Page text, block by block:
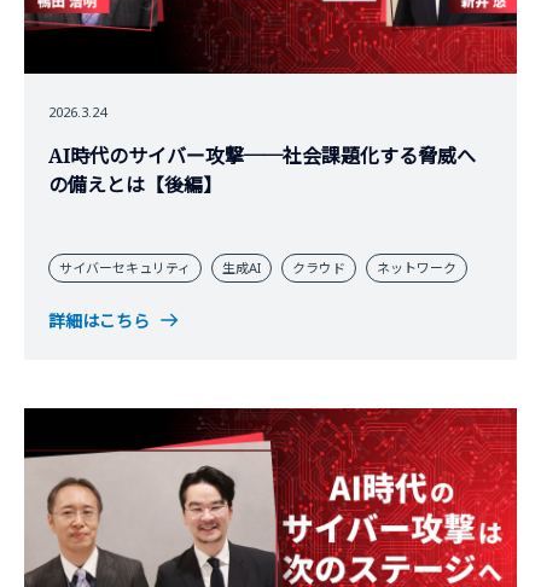
2026.3.24
AI時代のサイバー攻撃──社会課題化する脅威へ
の備えとは【後編】
サイバーセキュリティ 生成AI クラウド ネットワーク
詳細はこちら